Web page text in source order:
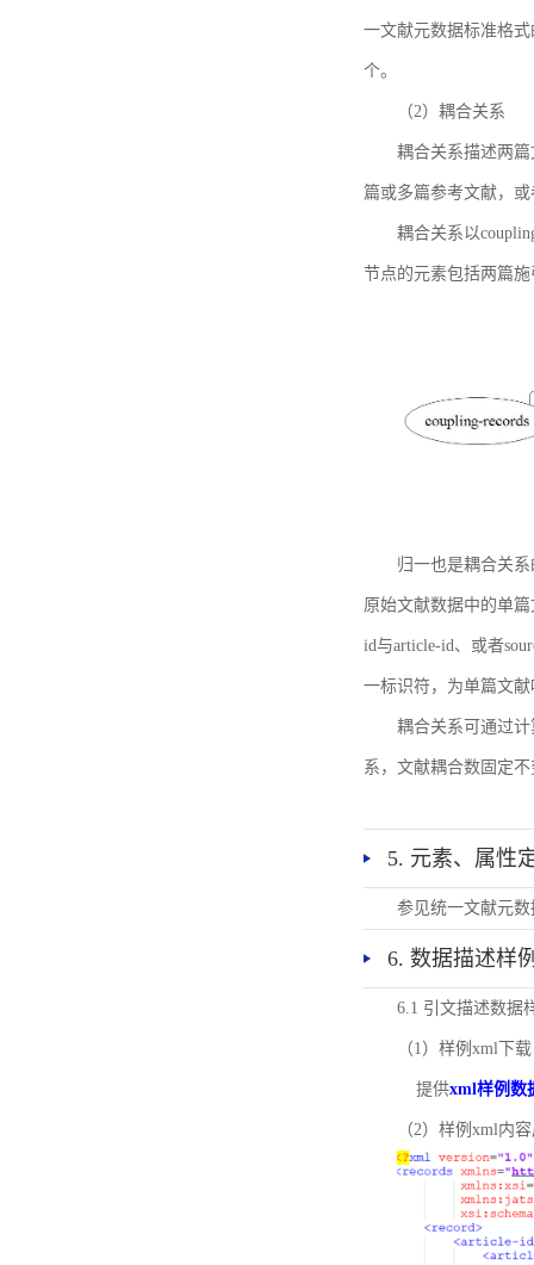
一文献元数据标准格
个。
（2）耦合关系
耦合关系描述两
篇或多篇参考文献，
耦合关系以
节点的元素包括两篇
归一也是耦合关
原始文献数据中的单篇
id与article-id、或者
一标识符，为单篇文
耦合关系可通过
系，文献耦合数固定不
5. 元素、属性
参见统一文献元
6. 数据描述样
6.1 引文描述数据
（1）样例xml下载
提供xml样例数
（2）样例xml内